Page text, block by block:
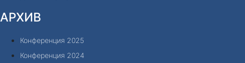
АРХИВ
Конференция 2025
Конференция 2024